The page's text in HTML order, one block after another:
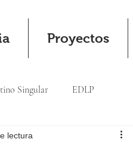
Proyectos
Singular EDLP
lectura